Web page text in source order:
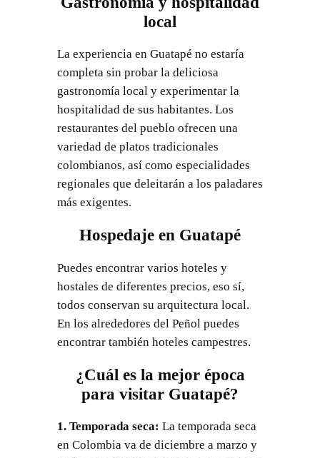
local
La experiencia en Guatapé no estaría
completa sin probar la deliciosa
gastronomía local y experimentar la
hospitalidad de sus habitantes. Los
restaurantes del pueblo ofrecen una
variedad de platos tradicionales
colombianos, así como especialidades
regionales que deleitarán a los paladares
más exigentes.
Hospedaje en Guatapé
Puedes encontrar varios hoteles y
hostales de diferentes precios, eso sí,
todos conservan su arquitectura local.
En los alrededores del Peñol puedes
encontrar también hoteles campestres.
¿Cuál es la mejor época
para visitar Guatapé?
1. Temporada seca: La temporada seca
en Colombia va de diciembre a marzo y